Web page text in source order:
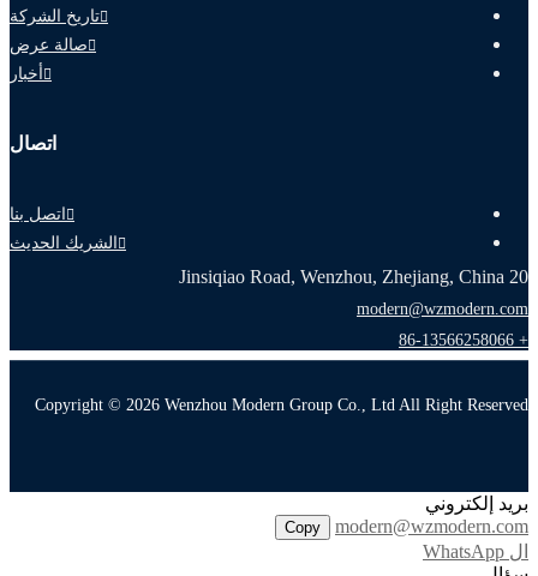
تاريخ الشركة
صالة عرض
أخبار
اتصال
اتصل بنا
الشريك الحديث
20 Jinsiqiao Road, Wenzhou, Zhejiang, China
modern@wzmodern.com
+ 86-13566258066
Copyright © 2026 Wenzhou Modern Group Co., Ltd All Right Reserved
بريد إلكتروني
modern@wzmodern.com
Copy
ال WhatsApp